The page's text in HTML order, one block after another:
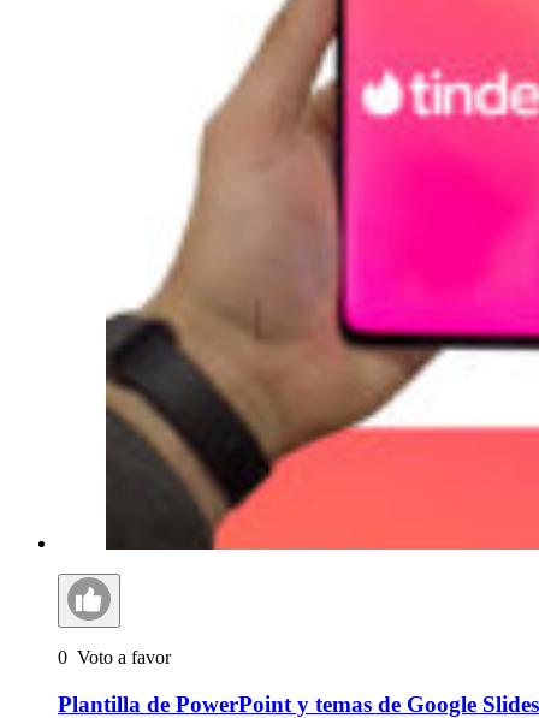
0 Voto a favor
Plantilla de PowerPoint y temas de Google